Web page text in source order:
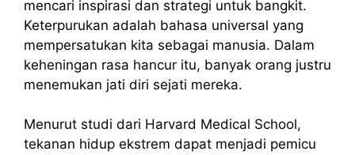
mencari inspirasi dan strategi untuk bangkit.
Keterpurukan adalah bahasa universal yang
mempersatukan kita sebagai manusia. Dalam
keheningan rasa hancur itu, banyak orang justru
menemukan jati diri sejati mereka.
Menurut studi dari Harvard Medical School,
tekanan hidup ekstrem dapat menjadi pemicu